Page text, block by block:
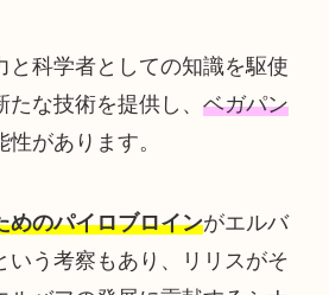
と科学者としての知識を駆使
な技術を提供し、 ベガパン
性があります。
めのパイロブロインがエルバ
いう考察もあり、リリスがそ